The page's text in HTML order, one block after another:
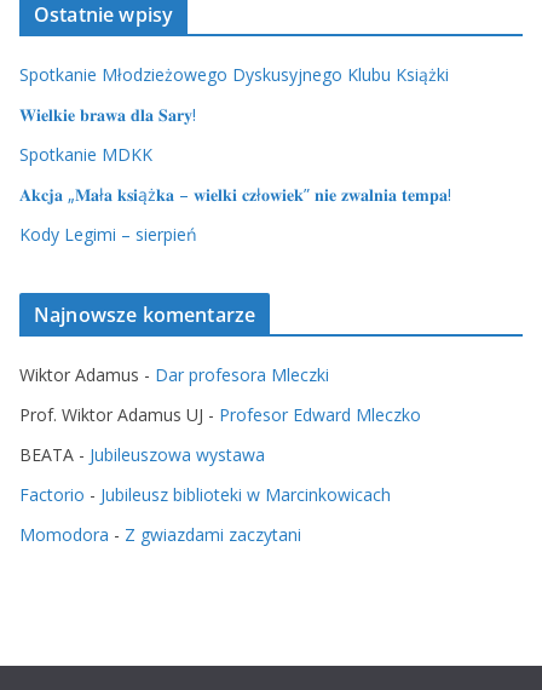
Ostatnie wpisy
Spotkanie Młodzieżowego Dyskusyjnego Klubu Książki
𝐖𝐢𝐞𝐥𝐤𝐢𝐞 𝐛𝐫𝐚𝐰𝐚 𝐝𝐥𝐚 𝐒𝐚𝐫𝐲!
Spotkanie MDKK
𝐀𝐤𝐜𝐣𝐚 „𝐌𝐚ł𝐚 𝐤𝐬𝐢ąż𝐤𝐚 – 𝐰𝐢𝐞𝐥𝐤𝐢 𝐜𝐳ł𝐨𝐰𝐢𝐞𝐤” 𝐧𝐢𝐞 𝐳𝐰𝐚𝐥𝐧𝐢𝐚 𝐭𝐞𝐦𝐩𝐚!
Kody Legimi – sierpień
Najnowsze komentarze
Wiktor Adamus - Dar profesora Mleczki
Prof. Wiktor Adamus UJ - Profesor Edward Mleczko
BEATA - Jubileuszowa wystawa
Factorio - Jubileusz biblioteki w Marcinkowicach
Momodora - Z gwiazdami zaczytani